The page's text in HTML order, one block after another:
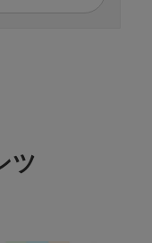
ツ